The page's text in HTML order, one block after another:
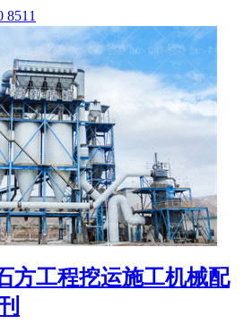
8511
方工程挖运施工机械配